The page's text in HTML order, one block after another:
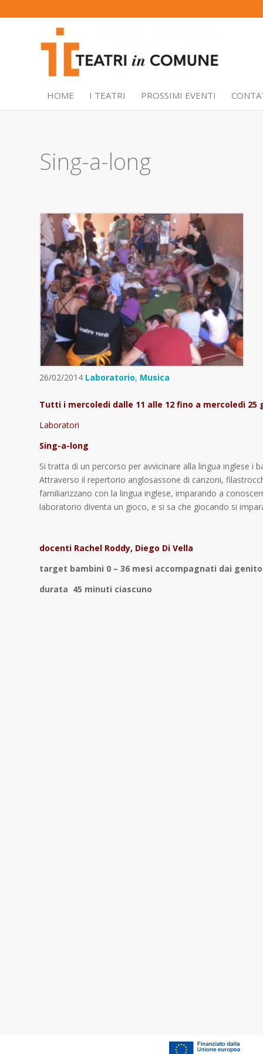
HOME I TEATRI PROSSIMI EVENTI
Sing-a-long
26/02/2014 Laboratorio, Musica
Tutti i mercoledi dalle 11 alle 12 fino a mercoledi 25
Laboratori
Sing-a-long
Si tratta di un percorso per avvicinare alla lingua inglese i
Attraverso il repertorio anglosassone di canzoni,
familiarizzano con la lingua inglese, imparando a
laboratorio diventa un gioco, e si sa che giocando si
docenti Rachel Roddy, Diego Di Vella
target bambini 0 – 36 mesi accompagnati dai
durata 45 minuti ciascuno